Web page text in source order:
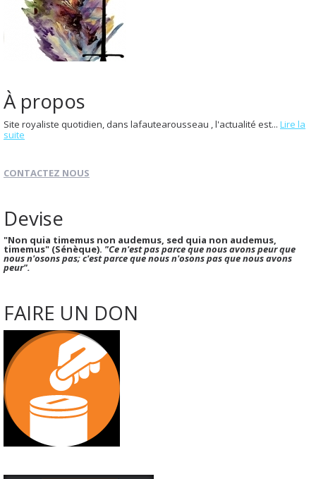
À propos
Site royaliste quotidien, dans lafautearousseau , l'actualité est... Lire la
suite
CONTACTEZ NOUS
Devise
"Non quia timemus non audemus, sed quia non audemus,
timemus" (Sénèque). "Ce n'est pas parce que nous avons peur que
nous n'osons pas; c'est parce que nous n'osons pas que nous avons
peur".
FAIRE UN DON